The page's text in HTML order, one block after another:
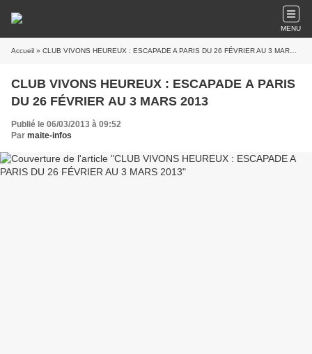
MENU
Accueil » CLUB VIVONS HEUREUX : ESCAPADE A PARIS DU 26 FÉVRIER AU 3 MARS 2013
CLUB VIVONS HEUREUX : ESCAPADE A PARIS
DU 26 FÉVRIER AU 3 MARS 2013
Publié le 06/03/2013 à 09:52
Par maite-infos